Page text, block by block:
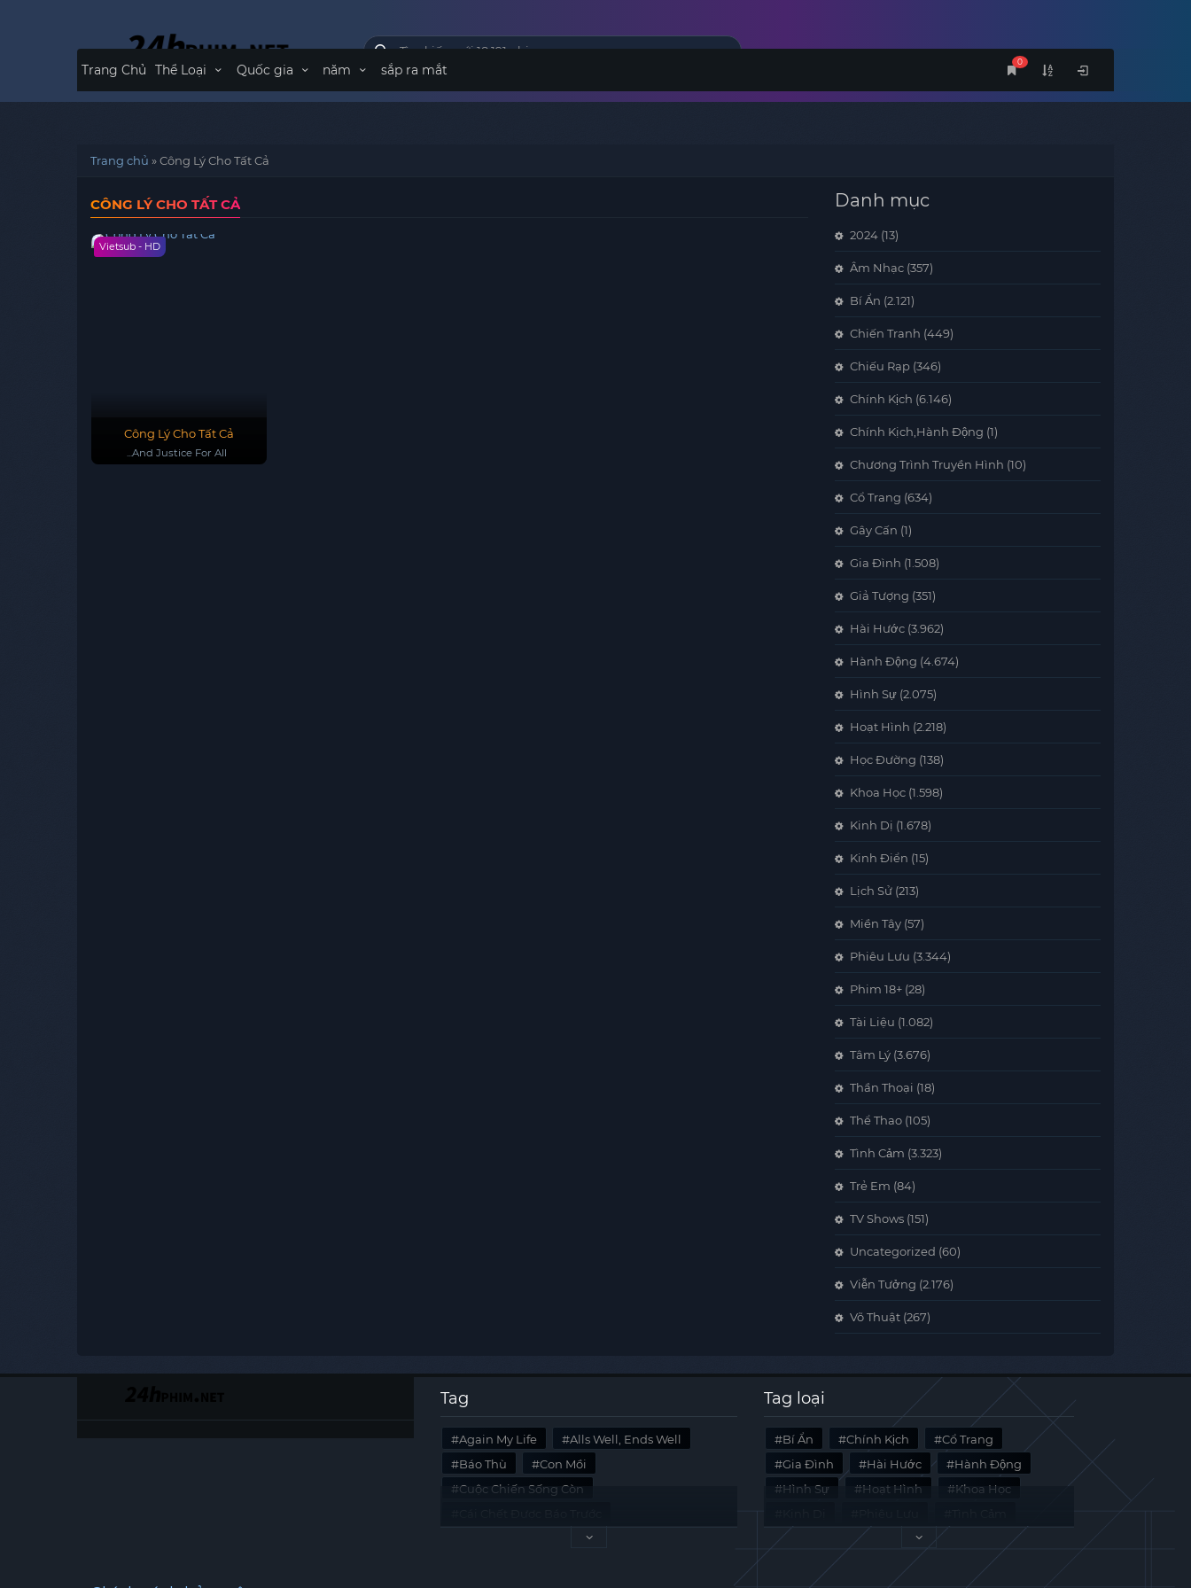
0
Trang Chủ Thể Loại Quốc gia năm sắp ra mắt
Trang chủ »Công Lý Cho Tất Cả
CÔNG LÝ CHO TẤT CẢ
Vietsub - HD
Công Lý Cho Tất Cả
...And Justice For All
Danh mục
2024 (13)
Âm Nhạc (357)
Bí Ẩn (2.121)
Chiến Tranh (449)
Chiếu Rạp (346)
Chính Kịch (6.146)
Chính Kịch,Hành Động (1)
Chương Trình Truyền Hình (10)
Cổ Trang (634)
Gây Cấn (1)
Gia Đình (1.508)
Giả Tượng (351)
Hài Hước (3.962)
Hành Động (4.674)
Hình Sự (2.075)
Hoạt Hình (2.218)
Học Đường (138)
Khoa Học (1.598)
Kinh Dị (1.678)
Kinh Điển (15)
Lịch Sử (213)
Miền Tây (57)
Phiêu Lưu (3.344)
Phim 18+ (28)
Tài Liệu (1.082)
Tâm Lý (3.676)
Thần Thoại (18)
Thể Thao (105)
Tình Cảm (3.323)
Trẻ Em (84)
TV Shows (151)
Uncategorized (60)
Viễn Tưởng (2.176)
Võ Thuật (267)
Tag
Again My Life
Alls Well, Ends Well
Báo Thù
Con Mồi
Cuộc Chiến Sống Còn
Last Summer
Tag loại
Bí Ẩn Chính Kịch
Cổ Trang
Gia Đình
Hài Hước
Hành Động
Hình Sự
Hoạt Hình
Khoa Học
Tài Liệu
Tâm Lý Viễn Tưởng